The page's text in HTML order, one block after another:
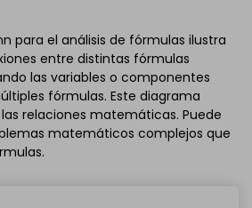
para el análisis de fórmulas ilustra
entre distintas fórmulas
las variables o componentes
fórmulas. Este diagrama
relaciones matemáticas. Puede
matemáticos complejos que